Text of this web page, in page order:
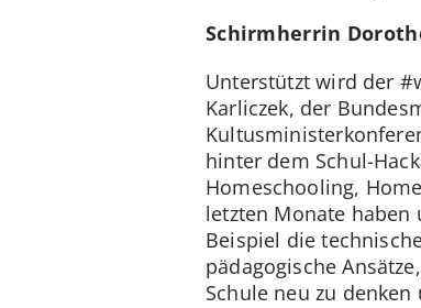
Schirmherrin
Unterstützt wird der
Karliczek, der
hinter dem Schul-
Homeschooling,
letzten Monate haben
Beispiel die
pädagogische
Schule neu zu